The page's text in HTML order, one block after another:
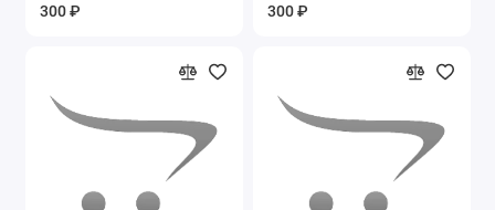
300 ₽ 300 ₽